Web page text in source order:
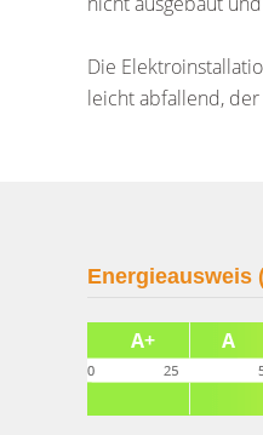
Die
leicht abfallend,
Energieausweis